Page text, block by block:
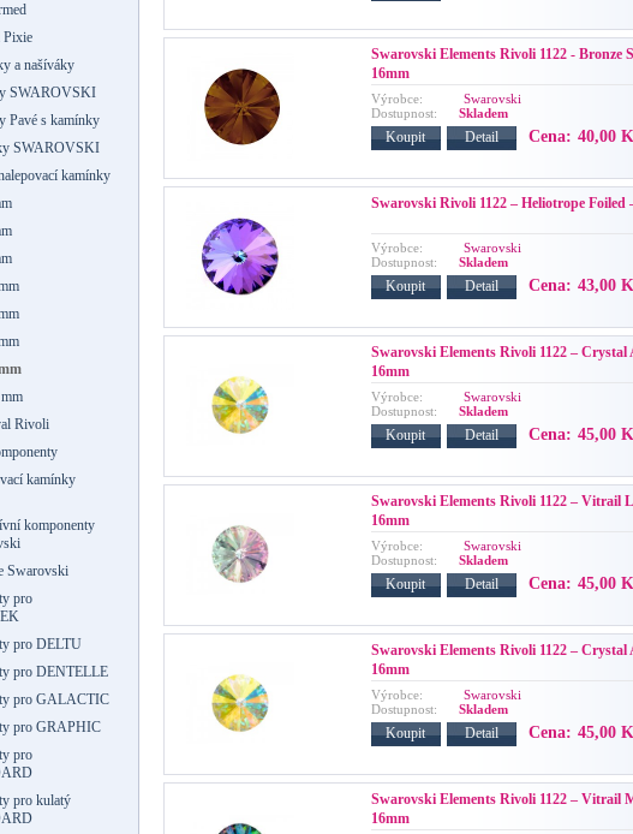
Pixie
a našíváky
SWAROVSKI
Pavé s kamínky
SWAROVSKI
kamínky
Rivoli
kamínky
komponenty
Swarovski
pro
pro DELTU
pro DENTELLE
pro GALACTIC
pro GRAPHIC
pro
pro kulatý
Swarovski Elements Rivoli 1122 - Bronze
16mm
Výrobce:
Swarovski
Dostupnost:
Skladem
Koupit Detail Cena: 40,00
Swarovski Rivoli 1122 – Heliotrope Foiled
Výrobce:
Swarovski
Dostupnost:
Skladem
Koupit Detail Cena: 43,00
Swarovski Elements Rivoli 1122 – Crystal
16mm
Výrobce:
Swarovski
Dostupnost:
Skladem
Koupit Detail Cena: 45,00
Swarovski Elements Rivoli 1122 – Vitrail
16mm
Výrobce:
Swarovski
Dostupnost:
Skladem
Koupit Detail Cena: 45,00
Swarovski Elements Rivoli 1122 – Crystal
16mm
Výrobce:
Swarovski
Dostupnost:
Skladem
Koupit Detail Cena: 45,00
Swarovski Elements Rivoli 1122 – Vitrail
16mm